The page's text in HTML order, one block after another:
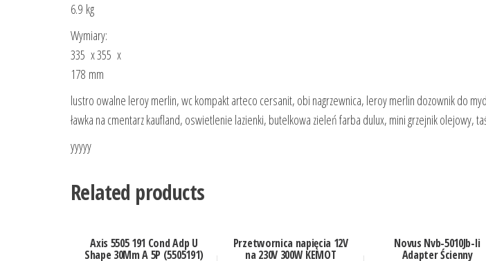
6.9 kg
Wymiary:
335 x 355 x
178 mm
lustro owalne leroy merlin, wc kompakt arteco cersanit, obi nagrzewnica, leroy merlin dozownik do
ławka na cmentarz kaufland, oswietlenie lazienki, butelkowa zieleń farba dulux, mini grzejnik olejowy,
yyyyy
Related products
Axis 5505 191 Cond Adp U
Shape 30Mm A 5P (5505191)
Przetwornica napięcia 12V
na 230V 300W KEMOT
Novus Nvb-5010Jb-Ii
Adapter Ścienny